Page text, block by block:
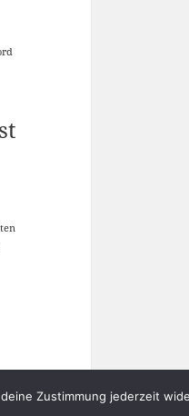
Zustimmung jederzeit